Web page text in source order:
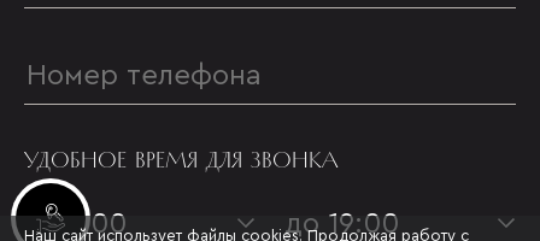
Инвестиционные лоты
УДОБНОЕ ВРЕМЯ ДЛЯ ЗВОНКА
с 09:00 до 19:00
Наш сайт использует файлы cookies. Продолжая работу с